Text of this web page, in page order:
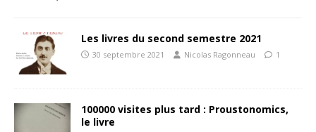
Les livres du second semestre 2021
30 septembre 2021 Nicolas Ragonneau 1
100000 visites plus tard : Proustonomics,
le livre